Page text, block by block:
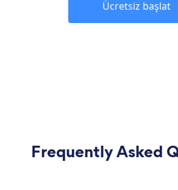
Ücretsiz başlat
Frequently Asked